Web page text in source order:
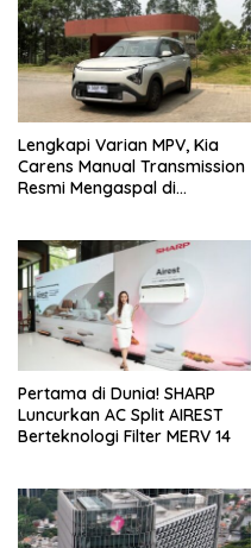
Lengkapi Varian MPV, Kia
Carens Manual Transmission
Resmi Mengaspal di
Pertama di Dunia! SHARP
Luncurkan AC Split AIREST
Berteknologi Filter MERV 14